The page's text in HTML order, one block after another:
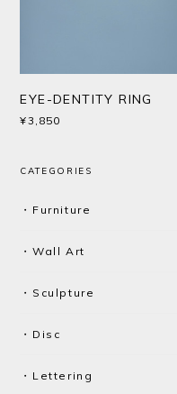
EYE-DENTITY RING
¥3,850
CATEGORIES
・Furniture
・Wall Art
・Sculpture
・Disc
・Lettering